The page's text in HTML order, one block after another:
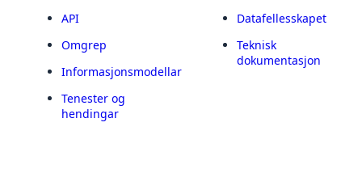
API
Omgrep
Informasjonsmodellar
Tenester og
hendingar
Datafellesskapet
Teknisk
dokumentasjon